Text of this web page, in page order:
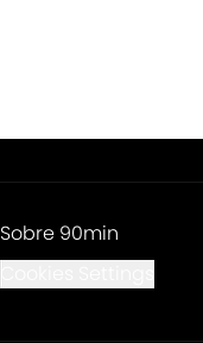
Sobre 90min